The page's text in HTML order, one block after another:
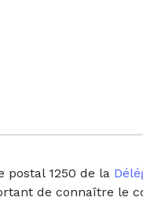
postal 1250 de la
de connaître le